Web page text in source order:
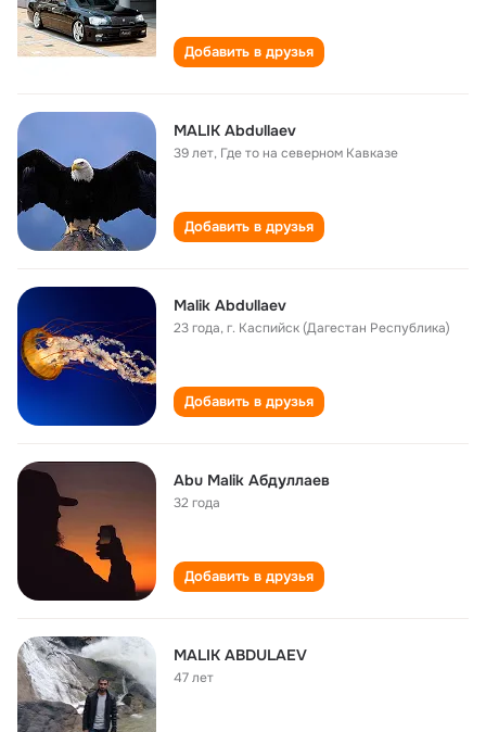
Добавить в друзья
MALIK Abdullaev
39 лет, Где то на северном Кавказе
Добавить в друзья
Malik Abdullaev
23 года,г. Каспийск (Дагестан Республика)
Добавить в друзья
Abu Malik Абдуллаев
32 года
Добавить в друзья
MALIK ABDULAEV
47 лет